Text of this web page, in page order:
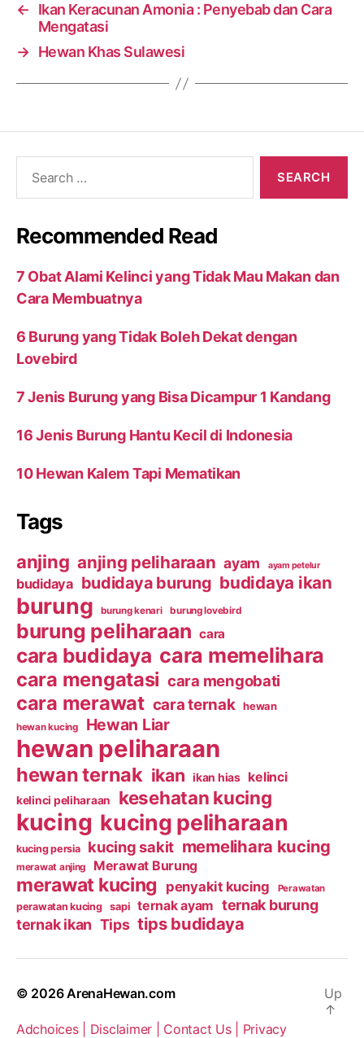
←
Ikan Keracunan Amonia : Penyebab dan Cara
Mengatasi
→ Hewan Khas Sulawesi
Recommended Read
7 Obat Alami Kelinci yang Tidak Mau Makan dan
Cara Membuatnya
6 Burung yang Tidak Boleh Dekat dengan
Lovebird
7 Jenis Burung yang Bisa Dicampur 1 Kandang
16 Jenis Burung Hantu Kecil di Indonesia
10 Hewan Kalem Tapi Mematikan
Tags
anjing anjing peliharaan ayam ayam petelur
budidaya budidaya burung budidaya ikan
burung burung kenari burung lovebird
burung peliharaan cara
cara budidaya cara memelihara
cara mengatasi cara mengobati
cara merawat cara ternak hewan
hewan kucing Hewan Liar
hewan peliharaan
hewan ternak ikan ikan hias kelinci
kelinci peliharaan kesehatan kucing
kucing kucing peliharaan
kucing persia kucing sakit memelihara kucing
merawat anjing Merawat Burung
merawat kucing penyakit kucing Perawatan
perawatan kucing sapi ternak ayam ternak burung
ternak ikan Tips tips budidaya
© 2026ArenaHewan.com
Adchoices | Disclaimer | Contact Us | Privacy
Up
↑